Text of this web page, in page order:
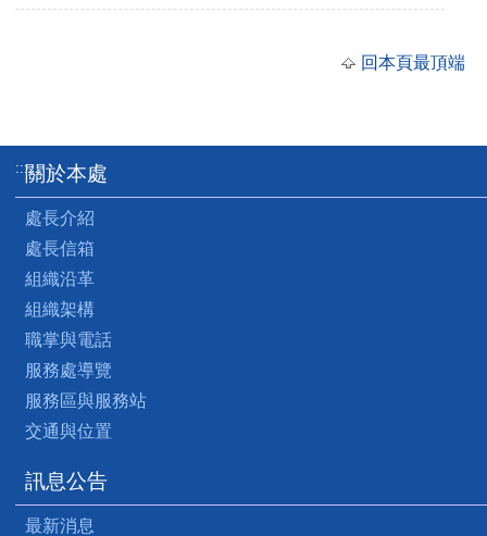
回本頁最頂端
:::關於本處
處長介紹
處長信箱
組織沿革
組織架構
職掌與電話
服務處導覽
服務區與服務站
交通與位置
訊息公告
最新消息